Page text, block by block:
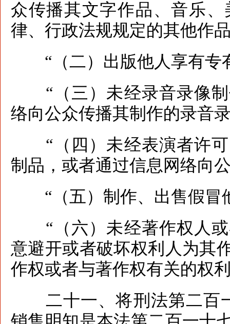
众传播其文字作品、音乐
律、行政法规规定的其他作
“（二）出版他人享有专
“（三）未经录音录像制
络向公众传播其制作的录音
“（四）未经表演者许可
制品，或者通过信息网络向
“（五）制作、出售假冒
“（六）未经著作权人或
意避开或者破坏权利人为其
作权或者与著作权有关的权
二十一、将刑法第二百